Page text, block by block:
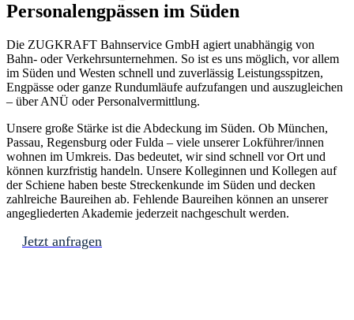
Personalengpässen im Süden
Die ZUGKRAFT Bahnservice GmbH agiert unabhängig von
Bahn- oder Verkehrsunternehmen. So ist es uns möglich, vor allem
im Süden und Westen schnell und zuverlässig Leistungsspitzen,
Engpässe oder ganze Rundumläufe aufzufangen und auszugleichen
– über ANÜ oder Personalvermittlung.
Unsere große Stärke ist die Abdeckung im Süden. Ob München,
Passau, Regensburg oder Fulda – viele unserer Lokführer/innen
wohnen im Umkreis. Das bedeutet, wir sind schnell vor Ort und
können kurzfristig handeln. Unsere Kolleginnen und Kollegen auf
der Schiene haben beste Streckenkunde im Süden und decken
zahlreiche Baureihen ab. Fehlende Baureihen können an unserer
angegliederten Akademie jederzeit nachgeschult werden.
Jetzt anfragen